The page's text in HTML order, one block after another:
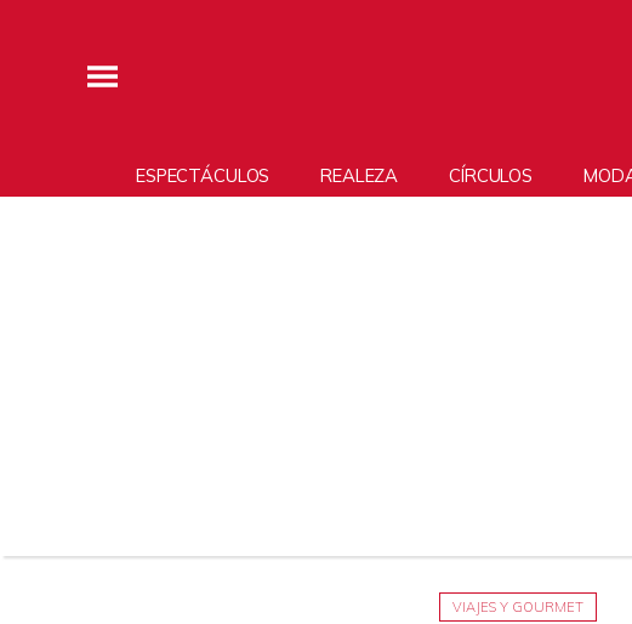
ESPECTÁCULOS REALEZA CÍRCULOS
VIAJES Y GOURMET